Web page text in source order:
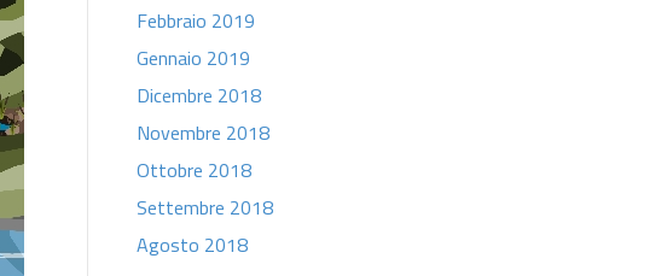
Febbraio 2019
Gennaio 2019
Dicembre 2018
Novembre 2018
Ottobre 2018
Settembre 2018
Agosto 2018